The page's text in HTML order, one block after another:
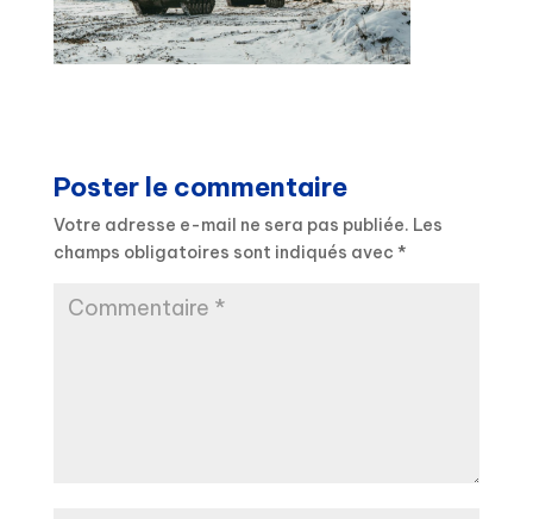
Poster le commentaire
Votre adresse e-mail ne sera pas publiée. Les
champs obligatoires sont indiqués avec *